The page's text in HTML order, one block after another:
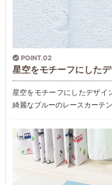
POINT.02
星空をモチーフにした
星空をモチーフにしたデザイ
綺麗なブルーのレースカーテン